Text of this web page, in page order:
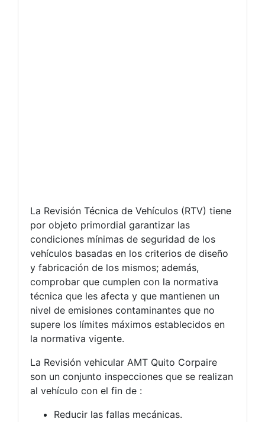
La Revisión Técnica de Vehículos (RTV) tiene
por objeto primordial garantizar las
condiciones mínimas de seguridad de los
vehículos basadas en los criterios de diseño
y fabricación de los mismos; además,
comprobar que cumplen con la normativa
técnica que les afecta y que mantienen un
nivel de emisiones contaminantes que no
supere los límites máximos establecidos en
la normativa vigente.
La Revisión vehicular AMT Quito Corpaire
son un conjunto inspecciones que se realizan
al vehículo con el fin de :
Reducir las fallas mecánicas.